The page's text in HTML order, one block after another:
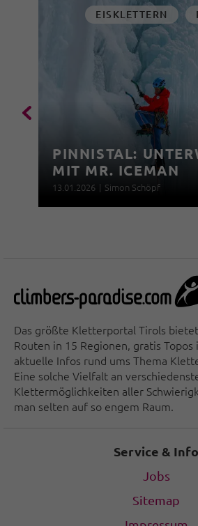
EISKLETTERN
PINNISTAL:
MIT MR. ICEMAN
13.01.2026 | Simon Schöpf
Das größte Kletterportal Tirols
Routen in 15 Regionen, gratis
aktuelle Infos rund ums Thema
Eine solche Vielfalt an
Klettermöglichkeiten aller
man selten auf so engem Raum.
Service & Info
Jobs
Sitemap